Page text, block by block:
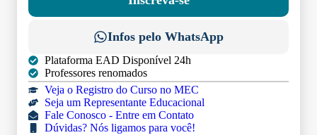
Infos pelo WhatsApp
Plataforma EAD Disponível 24h
Professores renomados
Veja o Registro do Curso no MEC
Seja um Representante Educacional
Fale Conosco - Entre em Contato
Dúvidas? Nós ligamos para você!